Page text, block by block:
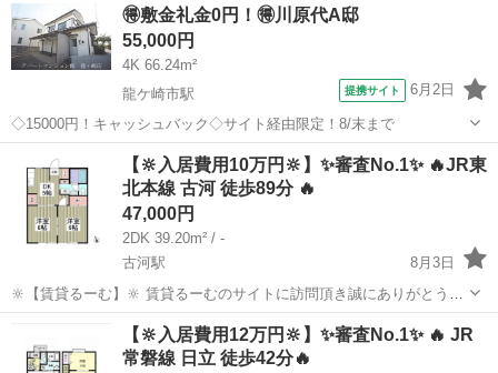
動しております。 ✨コンセプト✨ 1，お客様ご自身で...
🉐敷金礼金0円！🉐川原代A邸
55,000円
4K 66.24m²
龍ケ崎市駅
提携サイト 6月2日
◇15000円！キャッシュバック◇サイト経由限定！8/末まで
龍ケ崎市 龍ケ崎市駅 一戸建て
【🔆入居費用10万円🔆】✨審査No.1✨ 🔥JR東
北本線 古河 徒歩89分 🔥
47,000円
2DK 39.20m² / -
古河駅
8月3日
🔆【賃貸るーむ】🔆 賃貸るーむのサイトに訪問頂き誠にありがとうご
ざいます🙇 当社では、どこよりも安く入居できる不動産屋を目指し 活
動しております。 ✨コンセプト✨ 1，お客様ご自身で...
古河駅 一戸建て 物件
【🔆入居費用12万円🔆】✨審査No.1✨ 🔥 JR
常磐線 日立 徒歩42分🔥